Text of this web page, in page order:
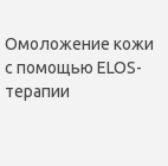
Омоложение кожи
с помощью ELOS-
терапии